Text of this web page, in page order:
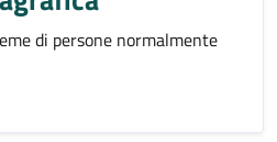
di persone normalmente